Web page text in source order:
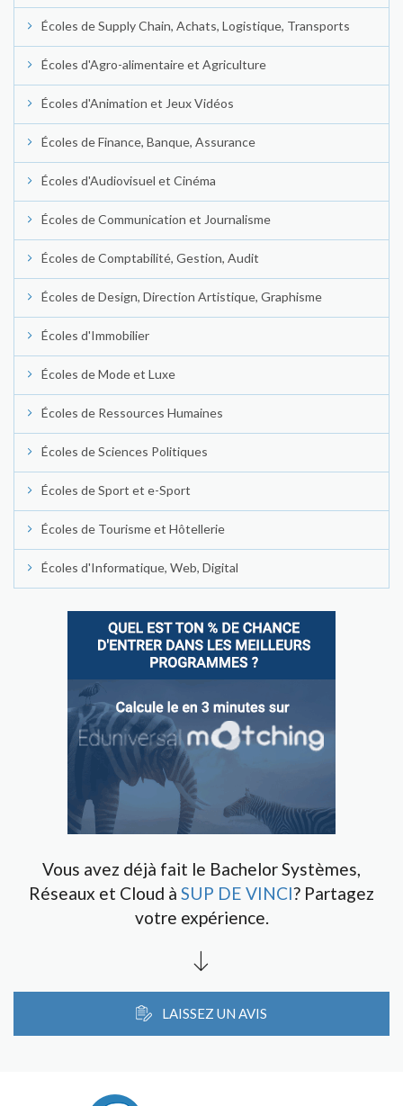
Écoles de Supply Chain, Achats, Logistique, Transports
Écoles d'Agro-alimentaire et Agriculture
Écoles d'Animation et Jeux Vidéos
Écoles de Finance, Banque, Assurance
Écoles d'Audiovisuel et Cinéma
Écoles de Communication et Journalisme
Écoles de Comptabilité, Gestion, Audit
Écoles de Design, Direction Artistique, Graphisme
Écoles d'Immobilier
Écoles de Mode et Luxe
Écoles de Ressources Humaines
Écoles de Sciences Politiques
Écoles de Sport et e-Sport
Écoles de Tourisme et Hôtellerie
Écoles d'Informatique, Web, Digital
Vous avez déjà fait le Bachelor Systèmes,
Réseaux et Cloud à SUP DE VINCI? Partagez
votre expérience.
LAISSEZ UN AVIS